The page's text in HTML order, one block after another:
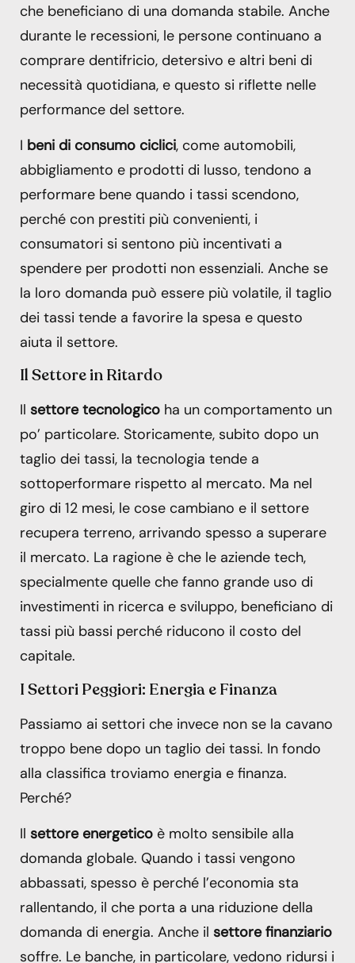
che beneficiano di una domanda stabile. Anche
durante le recessioni, le persone continuano a
comprare dentifricio, detersivo e altri beni di
necessità quotidiana, e questo si riflette nelle
performance del settore.
I beni di consumo ciclici, come automobili,
abbigliamento e prodotti di lusso, tendono a
performare bene quando i tassi scendono,
perché con prestiti più convenienti, i
consumatori si sentono più incentivati a
spendere per prodotti non essenziali. Anche se
la loro domanda può essere più volatile, il taglio
dei tassi tende a favorire la spesa e questo
aiuta il settore.
Il Settore in Ritardo
Il settore tecnologico ha un comportamento un
po’ particolare. Storicamente, subito dopo un
taglio dei tassi, la tecnologia tende a
sottoperformare rispetto al mercato. Ma nel
giro di 12 mesi, le cose cambiano e il settore
recupera terreno, arrivando spesso a superare
il mercato. La ragione è che le aziende tech,
specialmente quelle che fanno grande uso di
investimenti in ricerca e sviluppo, beneficiano di
tassi più bassi perché riducono il costo del
capitale.
I Settori Peggiori: Energia e Finanza
Passiamo ai settori che invece non se la cavano
troppo bene dopo un taglio dei tassi. In fondo
alla classifica troviamo energia e finanza.
Perché?
Il settore energetico è molto sensibile alla
domanda globale. Quando i tassi vengono
abbassati, spesso è perché l’economia sta
rallentando, il che porta a una riduzione della
domanda di energia. Anche il settore finanziario
soffre. Le banche, in particolare, vedono ridursi i